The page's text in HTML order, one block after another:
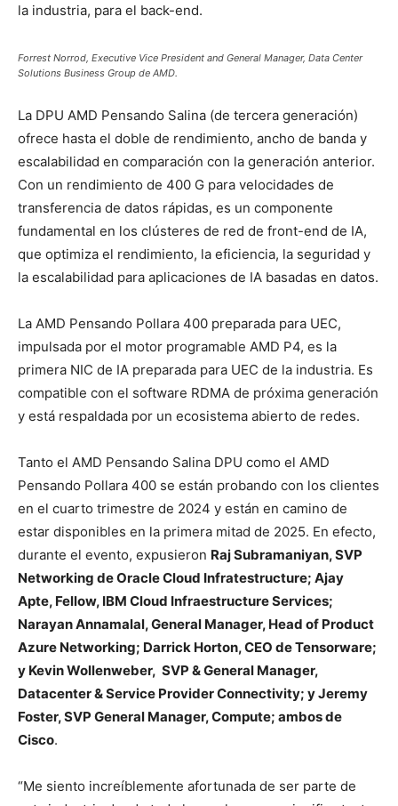
la industria, para el back-end.
Forrest Norrod, Executive Vice President and General Manager, Data Center
Solutions Business Group de AMD.
La DPU AMD Pensando Salina (de tercera generación)
ofrece hasta el doble de rendimiento, ancho de banda y
escalabilidad en comparación con la generación anterior.
Con un rendimiento de 400 G para velocidades de
transferencia de datos rápidas, es un componente
fundamental en los clústeres de red de front-end de IA,
que optimiza el rendimiento, la eficiencia, la seguridad y
la escalabilidad para aplicaciones de IA basadas en datos.
La AMD Pensando Pollara 400 preparada para UEC,
impulsada por el motor programable AMD P4, es la
primera NIC de IA preparada para UEC de la industria. Es
compatible con el software RDMA de próxima generación
y está respaldada por un ecosistema abierto de redes.
Tanto el AMD Pensando Salina DPU como el AMD
Pensando Pollara 400 se están probando con los clientes
en el cuarto trimestre de 2024 y están en camino de
estar disponibles en la primera mitad de 2025. En efecto,
durante el evento, expusieron Raj Subramaniyan, SVP
Networking de Oracle Cloud Infratestructure; Ajay
Apte, Fellow, IBM Cloud Infraestructure Services;
Narayan Annamalal, General Manager, Head of Product
Azure Networking; Darrick Horton, CEO de Tensorware;
y Kevin Wollenweber, SVP & General Manager,
Datacenter & Service Provider Connectivity; y Jeremy
Foster, SVP General Manager, Compute; ambos de
Cisco.
“Me siento increíblemente afortunada de ser parte de